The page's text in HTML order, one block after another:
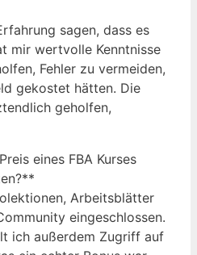
sagen, dass es
mir wertvolle Kenntnisse
Fehler zu vermeiden,
gekostet hätten. Die
geholfen,
eines FBA Kurses
Arbeitsblätter
eingeschlossen.
ich außerdem Zugriff auf